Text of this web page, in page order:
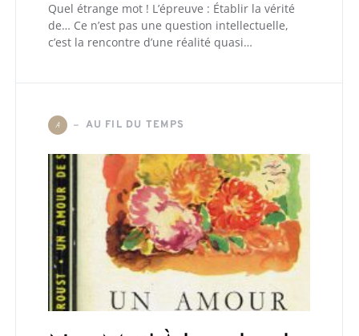
Quel étrange mot ! L’épreuve : Établir la vérité
de… Ce n’est pas une question intellectuelle,
c’est la rencontre d’une réalité quasi…
A AU FIL DU TEMPS